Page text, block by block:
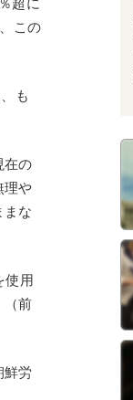
超に
この
も
在の
理や
まな
使用
（前
鮮労